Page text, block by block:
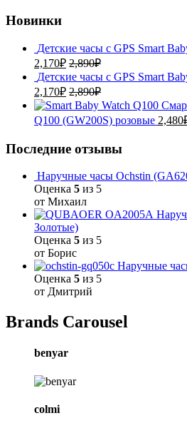
Новинки
Детские часы с GPS Smart
2,170₽ 2,890₽
Детские часы с GPS Smart
2,170₽ 2,890₽
Q100 (GW200S) розовые 2,480
Последние отзывы
Наручные часы Ochstin
Оценка 5 из 5
от Михаил
Золотые)
Оценка 5 из 5
от Борис
Наручные
Оценка 5 из 5
от Дмитрий
Brands Carousel
benyar
colmi